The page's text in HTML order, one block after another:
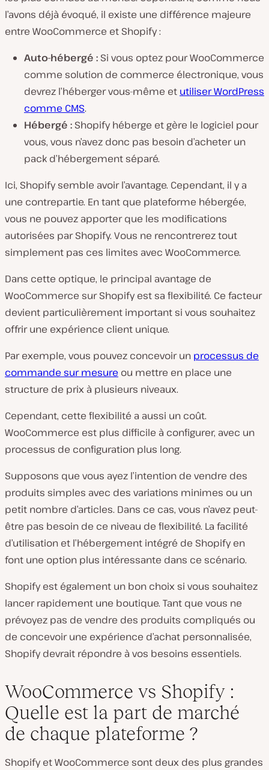
l’avons déjà évoqué, il existe une différence majeure
entre WooCommerce et Shopify :
Auto-hébergé : Si vous optez pour WooCommerce
comme solution de commerce électronique, vous
devrez l’héberger vous-même et utiliser WordPress
comme CMS.
Hébergé : Shopify héberge et gère le logiciel pour
vous, vous n’avez donc pas besoin d’acheter un
pack d’hébergement séparé.
Ici, Shopify semble avoir l’avantage. Cependant, il y a
une contrepartie. En tant que plateforme hébergée,
vous ne pouvez apporter que les modifications
autorisées par Shopify. Vous ne rencontrerez tout
simplement pas ces limites avec WooCommerce.
Dans cette optique, le principal avantage de
WooCommerce sur Shopify est sa flexibilité. Ce facteur
devient particulièrement important si vous souhaitez
offrir une expérience client unique.
Par exemple, vous pouvez concevoir un processus de
commande sur mesure ou mettre en place une
structure de prix à plusieurs niveaux.
Cependant, cette flexibilité a aussi un coût.
WooCommerce est plus difficile à configurer, avec un
processus de configuration plus long.
Supposons que vous ayez l’intention de vendre des
produits simples avec des variations minimes ou un
petit nombre d’articles. Dans ce cas, vous n’avez peut-
être pas besoin de ce niveau de flexibilité. La facilité
d’utilisation et l’hébergement intégré de Shopify en
font une option plus intéressante dans ce scénario.
Shopify est également un bon choix si vous souhaitez
lancer rapidement une boutique. Tant que vous ne
prévoyez pas de vendre des produits compliqués ou
de concevoir une expérience d’achat personnalisée,
Shopify devrait répondre à vos besoins essentiels.
WooCommerce vs Shopify :
Quelle est la part de marché
de chaque plateforme ?
Shopify et WooCommerce sont deux des plus grandes